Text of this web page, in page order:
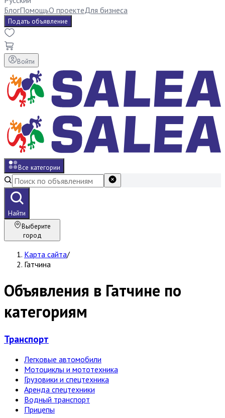
БлогПомощьО проектеДля бизнеса
Подать объявление
Войти
Все категории
Найти
Выберите
город
Карта сайта/
Гатчина
Объявления в Гатчине по
категориям
Транспорт
Легковые автомобили
Мотоциклы и мототехника
Грузовики и спецтехника
Аренда спецтехники
Водный транспорт
Прицепы